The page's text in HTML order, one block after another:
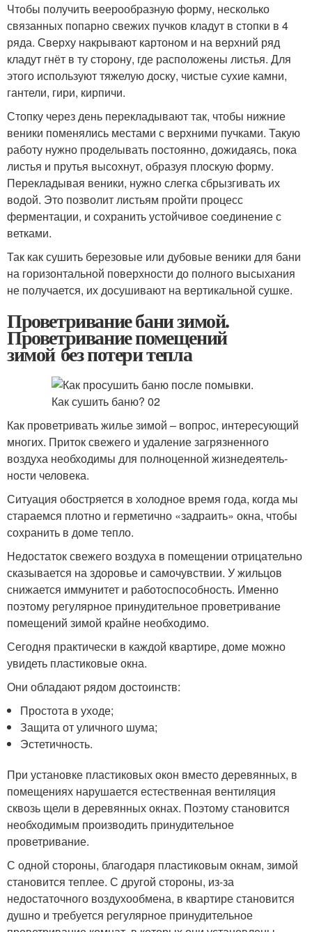
Чтобы получить веерообразную форму, несколько
связанных попарно свежих пучков кладут в стопки в 4
ряда. Сверху накрывают картоном и на верхний ряд
кладут гнёт в ту сторону, где расположены листья. Для
этого используют тяжелую доску, чистые сухие камни,
гантели, гири, кирпичи.
Стопку через день перекладывают так, чтобы нижние
веники поменялись местами с верхними пучками. Такую
работу нужно проделывать постоянно, дожидаясь, пока
листья и прутья высохнут, образуя плоскую форму.
Перекладывая веники, нужно слегка сбрызгивать их
водой. Это позволит листьям пройти процесс
ферментации, и сохранить устойчивое соединение с
ветками.
Так как сушить березовые или дубовые веники для бани
на горизонтальной поверхности до полного высыхания
не получается, их досушивают на вертикальной сушке.
Проветривание бани зимой.
Проветривание помещений
зимой без потери тепла
Как проветривать жилье зимой – вопрос, интересующий
многих. Приток свежего и удаление загрязненного
воздуха необходимы для полноценной жизне­деятель­
ности человека.
Ситуация обостряется в холодное время года, когда мы
стараемся плотно и герметично «задраить» окна, чтобы
сохранить в доме тепло.
Недостаток свежего воздуха в помещении отрицательно
сказывается на здоровье и самочувствии. У жильцов
снижается иммунитет и работоспособность. Именно
поэтому регулярное принудительное проветривание
помещений зимой крайне необходимо.
Сегодня практически в каждой квартире, доме можно
увидеть пластиковые окна.
Они обладают рядом достоинств:
Простота в уходе;
Защита от уличного шума;
Эстетичность.
При установке пластиковых окон вместо деревянных, в
помещениях нарушается естественная вентиляция
сквозь щели в деревянных окнах. Поэтому становится
необходимым производить принудительное
проветривание.
С одной стороны, благодаря пластиковым окнам, зимой
становится теплее. С другой стороны, из-за
недостаточного воздухообмена, в квартире становится
душно и требуется регулярное принудительное